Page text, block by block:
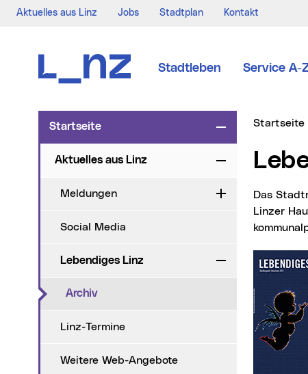
Aktuelles aus Linz Jobs Stadtplan Kontakt
Stadtleben Service A-
Startseite Zuklappen
Aktuelles aus Linz Zuklappen
Meldungen Aufklappen
Social Media
Lebendiges Linz Zuklappen
Archiv(aktueller Menüpunkt)
Linz-Termine
Weitere Web-Angebote
Sie sind
Startseite
Das Stadtmagazin "Lebendiges Linz" erscheint alle drei Monate und geht gratis an alle
Linzer